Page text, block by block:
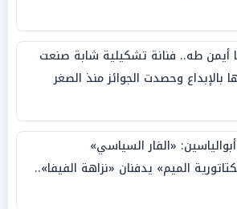
أيمن طه.. فنانة تشكيلية شابة صنعت
بالإبداع وحصدت الجوائز منذ الصغر
«الفار السياسي»
الميم» يدفنان «نزاهة الفيفا»..